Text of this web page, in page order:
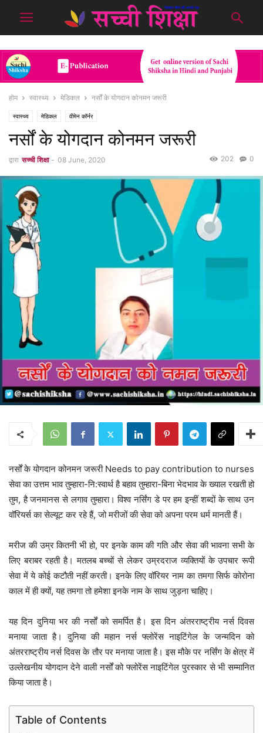
होम स्वास्थ्य मेडिकल नर्सों के योगदान कोनमन जरूरी
स्वास्थ्य मेडिकल वीमेन कॉर्नर
नर्सों के योगदान कोनमन जरूरी
द्वारा सच्ची शिक्षा - 08 June, 2020 0
202
नर्सों के योगदान कोनमन जरूरी Needs to pay contribution to nurses
सेवा का उत्तम भाव तुम्हारा-नि:स्वार्थ है बहाव तुम्हारा-बिना भेदभाव के ख्याल रखती हो
तुम, है जनमानस से लगाव तुम्हारा। विश्व नर्सिंग डे पर हम इन्हीं शब्दों के साथ उन
वॉरियर्स का सेल्यूट कर रहे हैं, जो मरीजों की सेवा को अपना परम धर्म मानती हैं।
मरीज की उम्र कितनी भी हो, पर इनके काम की गति और सेवा की भावना सभी के
लिए बराबर रहती है। मतलब बच्चों से लेकर उम्रदराज व्यक्तियों के उपचार रूपी
सेवा में ये कोई कटौती नहीं करती। इनके लिए वॉरियर नाम का तमगा सिर्फ कोरोना
काल में ही क्यों, यह तमगा तो हमेशा इनके नाम के साथ जुड़ना चाहिए।
यह दिन दुनिया भर की नर्सों को समर्पित है। इस दिन अंतरराष्ट्रीय नर्स दिवस
मनाया जाता है। दुनिया की महान नर्स फ्लोरेंस नाइटिंगेल के जन्मदिन को
अंतरराष्ट्रीय नर्स दिवस के तौर पर मनाया जाता है। इस मौके पर नर्सिंग के क्षेत्र में
उल्लेखनीय योगदान देने वाली नर्सों को फ्लोरेंस नाइटिंगेल पुरस्कार से भी सम्मानित
किया जाता है।
Table of Contents